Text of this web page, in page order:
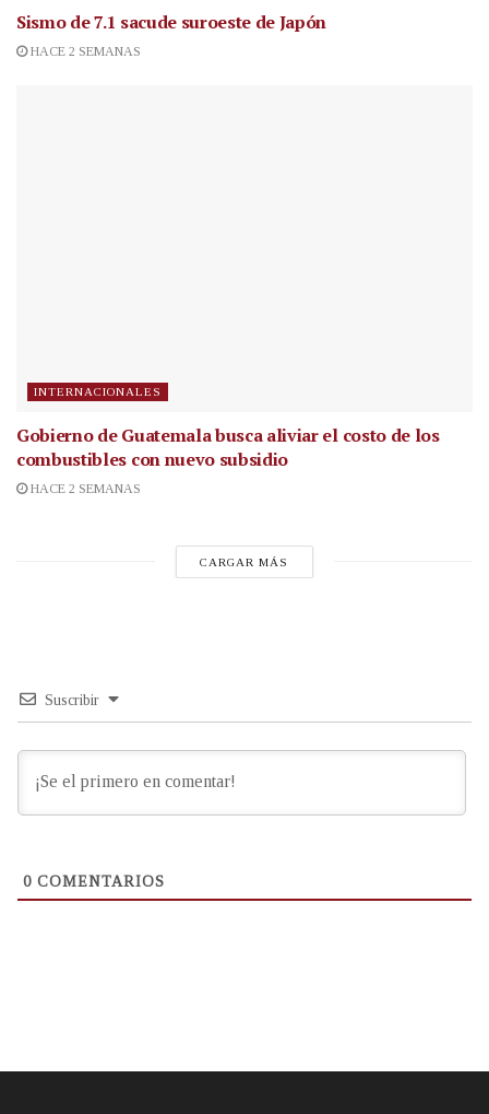
Sismo de 7.1 sacude suroeste de Japón
HACE 2 SEMANAS
INTERNACIONALES
Gobierno de Guatemala busca aliviar el costo de los
combustibles con nuevo subsidio
HACE 2 SEMANAS
CARGAR MÁS
Suscribir
0 COMENTARIOS